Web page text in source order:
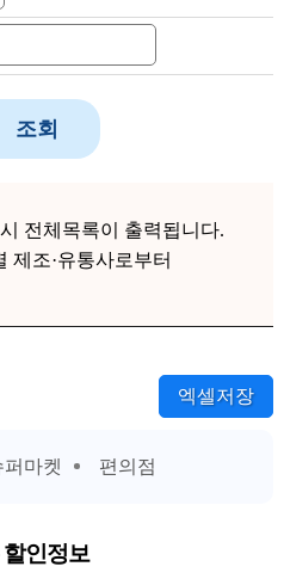
조회
시 전체목록이 출력됩니다.
제조·유통사로부터
엑셀저장
퍼마켓 편의점
할인정보